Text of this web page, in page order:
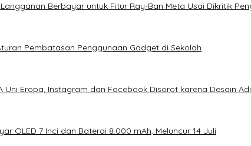
Berbayar untuk Fitur Ray-Ban Meta Usai Dikritik
Pembatasan Penggunaan Gadget di Sekolah
Uni Eropa, Instagram dan Facebook Disorot karena Desain
OLED 7 Inci dan Baterai 8.000 mAh, Meluncur 14 Juli